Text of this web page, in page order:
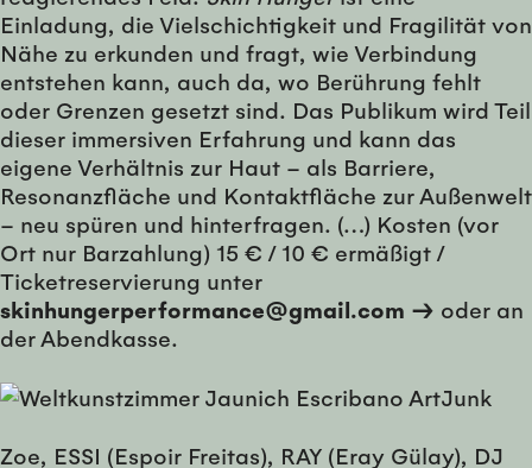
Einladung, die Vielschichtigkeit und Fragilität von
Nähe zu erkunden und fragt, wie Verbindung
entstehen kann, auch da, wo Berührung fehlt
oder Grenzen gesetzt sind. Das Publikum wird Teil
dieser immersiven Erfahrung und kann das
eigene Verhältnis zur Haut – als Barriere,
Resonanzfläche und Kontaktfläche zur Außenwelt
– neu spüren und hinterfragen. (…) Kosten (vor
Ort nur Barzahlung) 15 € / 10 € ermäßigt /
Ticketreservierung unter
skinhungerperformance@gmail.com → oder an
der Abendkasse.
Zoe, ESSI (Espoir Freitas), RAY (Eray Gülay), DJ